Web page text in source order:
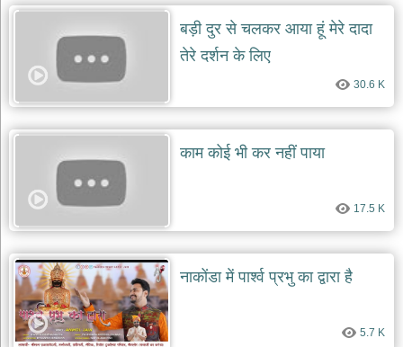
day
जोड़ें
add
bhajans
बड़ी दुर से चलकर आया हूं मेरे दादा
तेरे दर्शन के लिए
30.6 K
काम कोई भी कर नहीं पाया
17.5 K
नाकोंडा में पार्श्व प्रभु का द्वारा है
5.7 K